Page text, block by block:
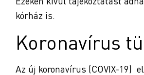
kórház is.
Koronavírus
Az új koronavírus (COVIX-19)